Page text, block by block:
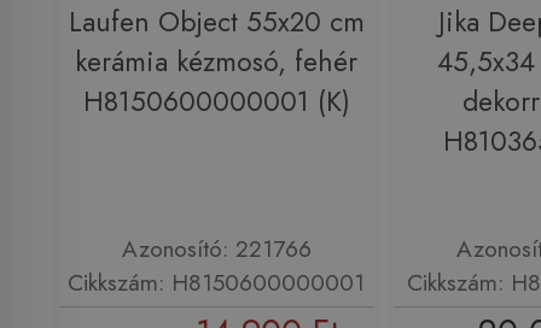
Laufen Object 55x20 cm
kerámia kézmosó, fehér
H8150600000001 (K)
Azonosító: 221766
Cikkszám: H8150600000001
Jika
Cikkszám: